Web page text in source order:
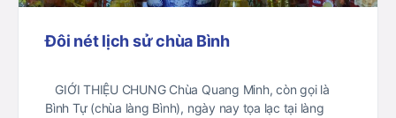
Đôi nét lịch sử chùa Bình
GIỚI THIỆU CHUNG Chùa Quang Minh, còn gọi là
Bình Tự (chùa làng Bình), ngày nay tọa lạc tại làng